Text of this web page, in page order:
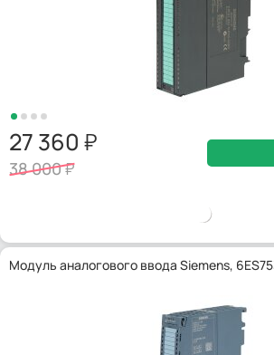
27 360
38 000
Модуль аналогового ввода Siemens,